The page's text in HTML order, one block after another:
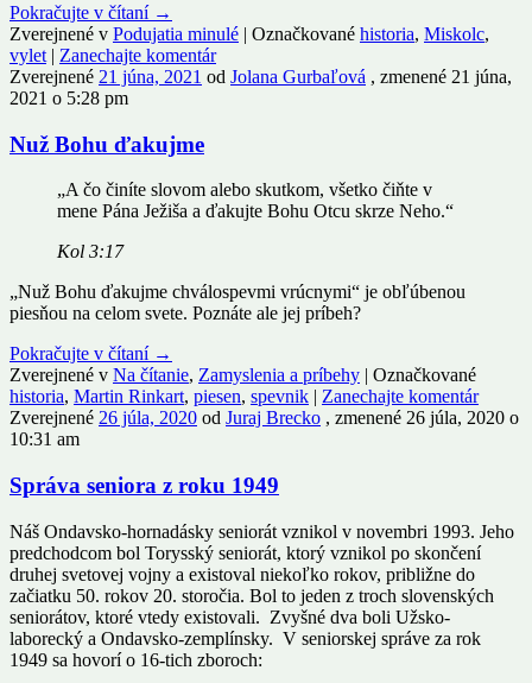
Pokračujte v čítaní →
Zverejnené v Podujatia minulé | Označkované historia, Miskolc,
vylet | Zanechajte komentár
Zverejnené 21 júna, 2021 od Jolana Gurbaľová , zmenené 21 júna,
2021 o 5:28 pm
Nuž Bohu ďakujme
„A čo činíte slovom alebo skutkom, všetko čiňte v
mene Pána Ježiša a ďakujte Bohu Otcu skrze Neho.“
Kol 3:17
„Nuž Bohu ďakujme chválospevmi vrúcnymi“ je obľúbenou
piesňou na celom svete. Poznáte ale jej príbeh?
Pokračujte v čítaní →
Zverejnené v Na čítanie, Zamyslenia a príbehy | Označkované
historia, Martin Rinkart, piesen, spevnik | Zanechajte komentár
Zverejnené 26 júla, 2020 od Juraj Brecko , zmenené 26 júla, 2020 o
10:31 am
Správa seniora z roku 1949
Náš Ondavsko-hornadásky seniorát vznikol v novembri 1993. Jeho
predchodcom bol Torysský seniorát, ktorý vznikol po skončení
druhej svetovej vojny a existoval niekoľko rokov, približne do
začiatku 50. rokov 20. storočia. Bol to jeden z troch slovenských
seniorátov, ktoré vtedy existovali. Zvyšné dva boli Užsko-
laborecký a Ondavsko-zemplínsky. V seniorskej správe za rok
1949 sa hovorí o 16-tich zboroch: